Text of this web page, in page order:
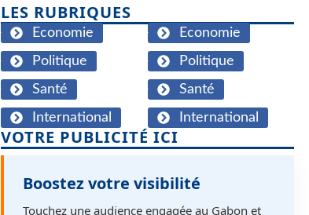
LES RUBRIQUES
Economie
Politique
Santé
International
Economie
Politique
Santé
International
VOTRE PUBLICITÉ ICI
Boostez votre visibilité
Touchez une audience engagée au Gabon et